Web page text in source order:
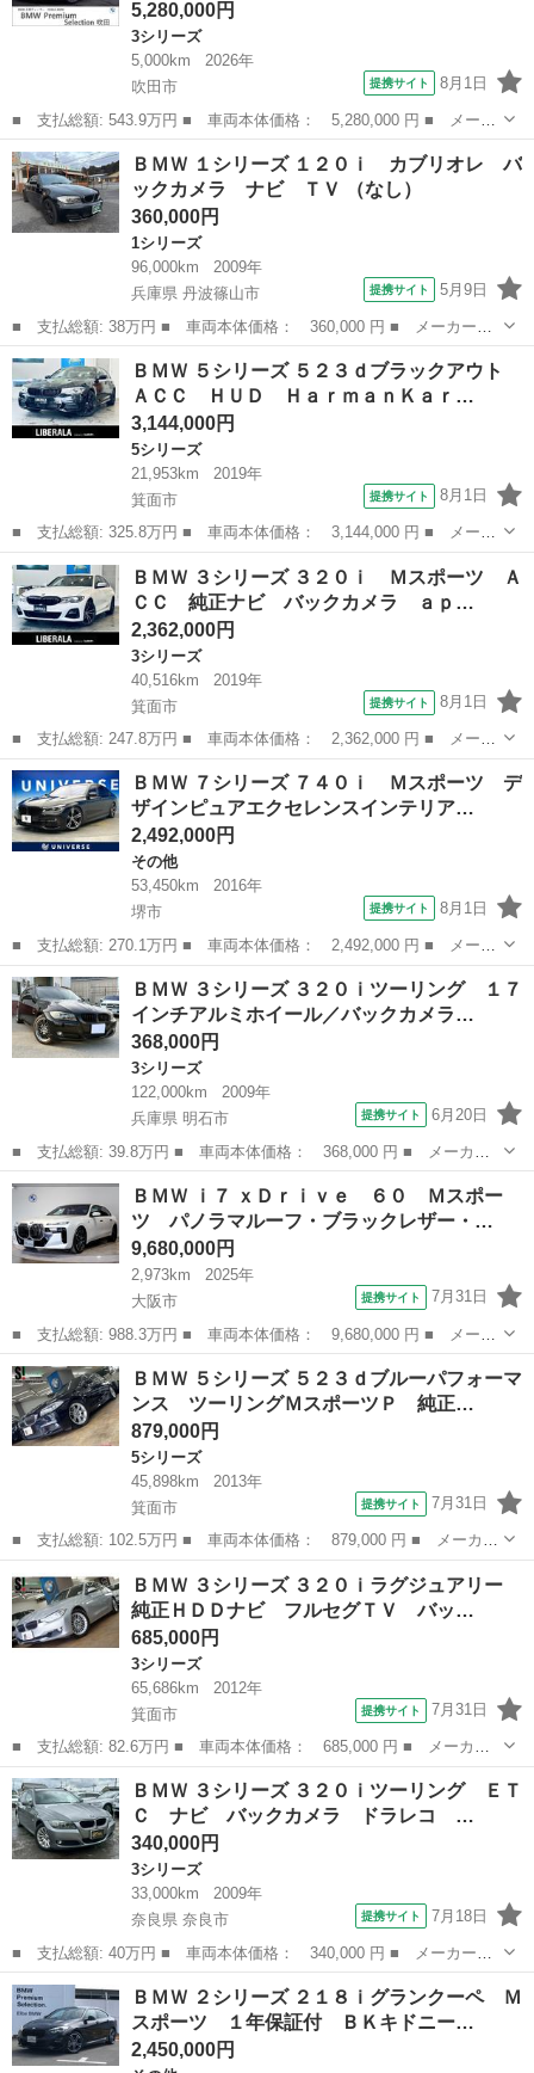
5,280,000円
3シリーズ
5,000km
2026年
吹田市
提携サイト 8月1日
■ 支払総額: 543.9万円 ■ 車両本体価格： 5,280,000 円 ■ メーカ
ー名： ＢＭＷ ■ 車種名： ３シリーズ ■ グレード名： ３２０
ｉツーリング Ｍスポーツ 弊社デモカー 全方位カメラ アクティ
ブクルー...
大阪 吹田市
ＢＭＷ １シリーズ １２０ｉ カブリオレ バ
ックカメラ ナビ ＴＶ （なし）
360,000円
1シリーズ
96,000km
2009年
兵庫県 丹波篠山市
提携サイト 5月9日
■ 支払総額: 38万円 ■ 車両本体価格： 360,000 円 ■ メーカー
名： ＢＭＷ ■ 車種名： １シリーズ ■ グレード名： １２０
ｉ カブリオレ バックカメラ ナビ ＴＶ ■ 排気量： 2000cc
■ ドア枚...
兵庫 丹波篠山市 1シリーズ
ＢＭＷ ５シリーズ ５２３ｄブラックアウト
ＡＣＣ ＨＵＤ ＨａｒｍａｎＫａｒ…
3,144,000円
5シリーズ
21,953km
2019年
箕面市
提携サイト 8月1日
■ 支払総額: 325.8万円 ■ 車両本体価格： 3,144,000 円 ■ メーカ
ー名： ＢＭＷ ■ 車種名： ５シリーズ ■ グレード名： ５２３
ｄブラックアウト ＡＣＣ ＨＵＤ ＨａｒｍａｎＫａｒｄｏｎ イ
ンテリジ...
大阪 箕面市
ＢＭＷ ３シリーズ ３２０ｉ Ｍスポーツ Ａ
ＣＣ 純正ナビ バックカメラ ａｐ…
2,362,000円
3シリーズ
40,516km
2019年
箕面市
提携サイト 8月1日
■ 支払総額: 247.8万円 ■ 車両本体価格： 2,362,000 円 ■ メーカ
ー名： ＢＭＷ ■ 車種名： ３シリーズ ■ グレード名： ３２０
ｉ Ｍスポーツ ＡＣＣ 純正ナビ バックカメラ ａｐｐｌｅｃａ
ｒｐｌａ...
大阪 箕面市
ＢＭＷ ７シリーズ ７４０ｉ Ｍスポーツ デ
ザインピュアエクセレンスインテリア…
2,492,000円
その他
53,450km
2016年
堺市
提携サイト 8月1日
■ 支払総額: 270.1万円 ■ 車両本体価格： 2,492,000 円 ■ メーカ
ー名： ＢＭＷ ■ 車種名： ７シリーズ ■ グレード名： ７４０
ｉ Ｍスポーツ デザインピュアエクセレンスインテリア リアコン
フォート...
大阪 堺市
ＢＭＷ ３シリーズ ３２０ｉツーリング １７
インチアルミホイール／バックカメラ…
368,000円
3シリーズ
122,000km
2009年
兵庫県 明石市
提携サイト 6月20日
■ 支払総額: 39.8万円 ■ 車両本体価格： 368,000 円 ■ メーカー
名： ＢＭＷ ■ 車種名： ３シリーズ ■ グレード名： ３２０ｉ
ツーリング １７インチアルミホイール／バックカメラ ■ 排気
量： 2000...
兵庫 明石市
ＢＭＷ ｉ７ ｘＤｒｉｖｅ ６０ Ｍスポー
ツ パノラマルーフ・ブラックレザー・…
9,680,000円
2,973km
2025年
大阪市
提携サイト 7月31日
■ 支払総額: 988.3万円 ■ 車両本体価格： 9,680,000 円 ■ メーカ
ー名： ＢＭＷ ■ 車種名： ｉ７ ■ グレード名： ｘＤｒｉｖ
ｅ ６０ Ｍスポーツ パノラマルーフ・ブラックレザー・ベンチレ
ーションシ...
大阪 大阪市
ＢＭＷ ５シリーズ ５２３ｄブルーパフォーマ
ンス ツーリングＭスポーツＰ 純正…
879,000円
5シリーズ
45,898km
2013年
箕面市
提携サイト 7月31日
■ 支払総額: 102.5万円 ■ 車両本体価格： 879,000 円 ■ メーカー
名： ＢＭＷ ■ 車種名： ５シリーズ ■ グレード名： ５２３ｄ
ブルーパフォーマンス ツーリングＭスポーツＰ 純正ＨＤＤナビ
フルセグＴ...
大阪 箕面市
ＢＭＷ ３シリーズ ３２０ｉラグジュアリー
純正ＨＤＤナビ フルセグＴＶ バッ…
685,000円
3シリーズ
65,686km
2012年
箕面市
提携サイト 7月31日
■ 支払総額: 82.6万円 ■ 車両本体価格： 685,000 円 ■ メーカー
名： ＢＭＷ ■ 車種名： ３シリーズ ■ グレード名： ３２０ｉ
ラグジュアリー 純正ＨＤＤナビ フルセグＴＶ バックカメラ Ｂ
ｌｕｅｔｏｏ...
大阪 箕面市
ＢＭＷ ３シリーズ ３２０ｉツーリング ＥＴ
Ｃ ナビ バックカメラ ドラレコ …
340,000円
3シリーズ
33,000km
2009年
奈良県 奈良市
提携サイト 7月18日
■ 支払総額: 40万円 ■ 車両本体価格： 340,000 円 ■ メーカー
名： ＢＭＷ ■ 車種名： ３シリーズ ■ グレード名： ３２０ｉ
ツーリング ＥＴＣ ナビ バックカメラ ドラレコ スマートキ
ー 純正アルミホイ...
奈良 奈良市
ＢＭＷ ２シリーズ ２１８ｉグランクーペ Ｍ
スポーツ １年保証付 ＢＫキドニー…
2,450,000円